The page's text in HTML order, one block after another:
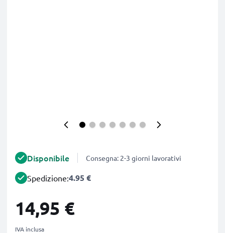
Disponibile Consegna: 2-3 giorni lavorativi
Spedizione:4.95 €
14,95 €
IVA inclusa